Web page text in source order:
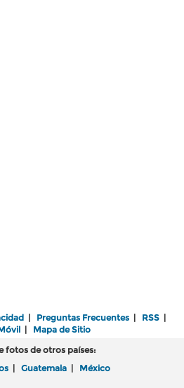
| Preguntas Frecuentes | RSS |
| Mapa de Sitio
fotos de otros países:
| Guatemala | México